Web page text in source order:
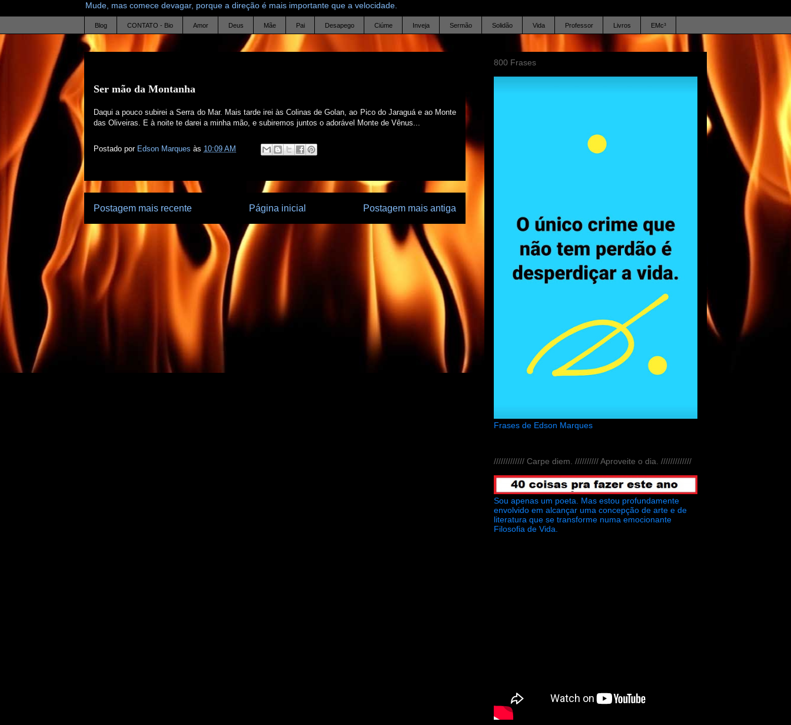
Mude, mas comece devagar, porque a direção é mais importante que a velocidade.
Blog CONTATO - Bio Amor Deus Mãe Pai Desapego Ciúme Inveja Sermão Solidão Vida Professor Livros EMc³
Ser mão da Montanha
Daqui a pouco subirei a Serra do Mar. Mais tarde irei às Colinas de Golan, ao Pico do Jaraguá e ao Monte
das Oliveiras. E à noite te darei a minha mão, e subiremos juntos o adorável Monte de Vênus...
Postado por Edson Marques às 10:09 AM
Postagem mais recente Postagem mais antiga
Página inicial
800 Frases
Frases de Edson Marques
///////////// Carpe diem. ////////// Aproveite o dia. /////////////
Sou apenas um poeta. Mas estou profundamente
envolvido em alcançar uma concepção de arte e de
literatura que se transforme numa emocionante
Filosofia de Vida.